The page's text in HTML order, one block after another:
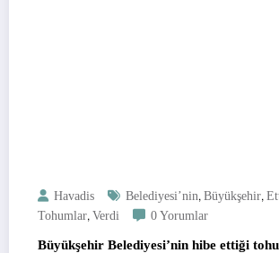
Havadis Belediyesi’nin, Büyükşehir,
Tohumlar, Verdi 0 Yorumlar
Büyükşehir Belediyesi’nin hibe ettiği